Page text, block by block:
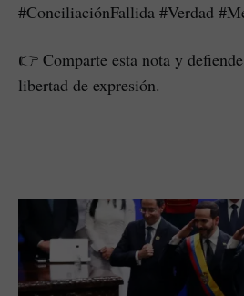
#ConciliaciónFallida #Verdad
👉 Comparte esta nota y
libertad de expresión.